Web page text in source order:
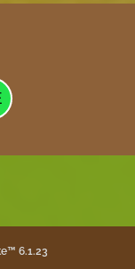
6.1.23